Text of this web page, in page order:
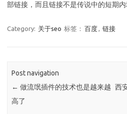
部链接，而且链接不是传说中的短期内
Category: 关于seo 标签： 百度, 链接
Post navigation
← 做流氓插件的技术也是越来越
高了
西